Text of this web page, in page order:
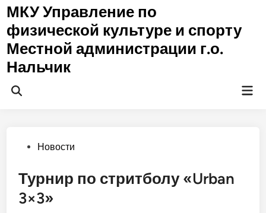
Перейти
содержимому
МКУ Управление по
физической культуре и спорту
Местной администрации г.о.
Нальчик
Открыть
Опубликовано
Новости
Турнир по стритболу «Urban
3×3»